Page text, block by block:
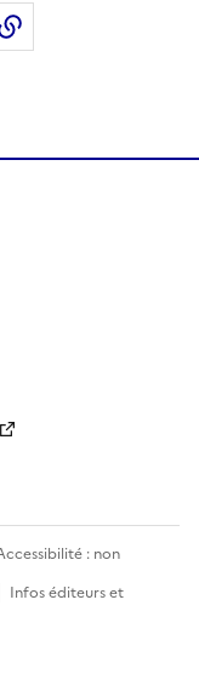
LinkedInpar email
: non
Infos éditeurs et